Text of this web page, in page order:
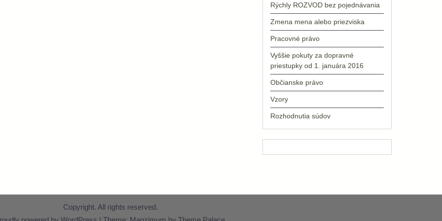
Rýchly ROZVOD bez pojednávania
Zmena mena alebo priezviska
Pracovné právo
Vyššie pokuty za dopravné
priestupky od 1. januára 2016
Občianske právo
Vzory
Rozhodnutia súdov
Copyright. All rights reserved.